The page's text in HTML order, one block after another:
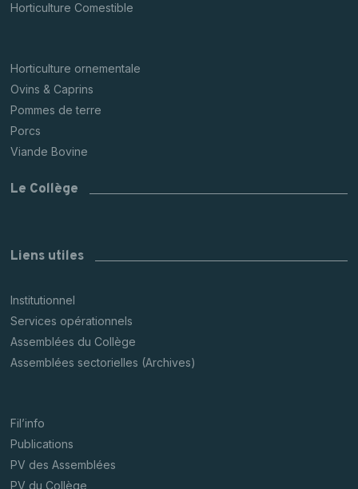
Horticulture Comestible
Horticulture ornementale
Ovins & Caprins
Pommes de terre
Porcs
Viande Bovine
Le Collège
Liens utiles
Institutionnel
Services opérationnels
Assemblées du Collège
Assemblées sectorielles (Archives)
Fil’info
Publications
PV des Assemblées
PV du Collège